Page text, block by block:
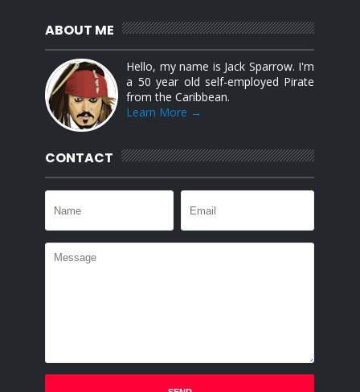
ABOUT ME
Hello, my name is Jack Sparrow. I'm
a 50 year old self-employed Pirate
from the Caribbean.
Learn More →
CONTACT